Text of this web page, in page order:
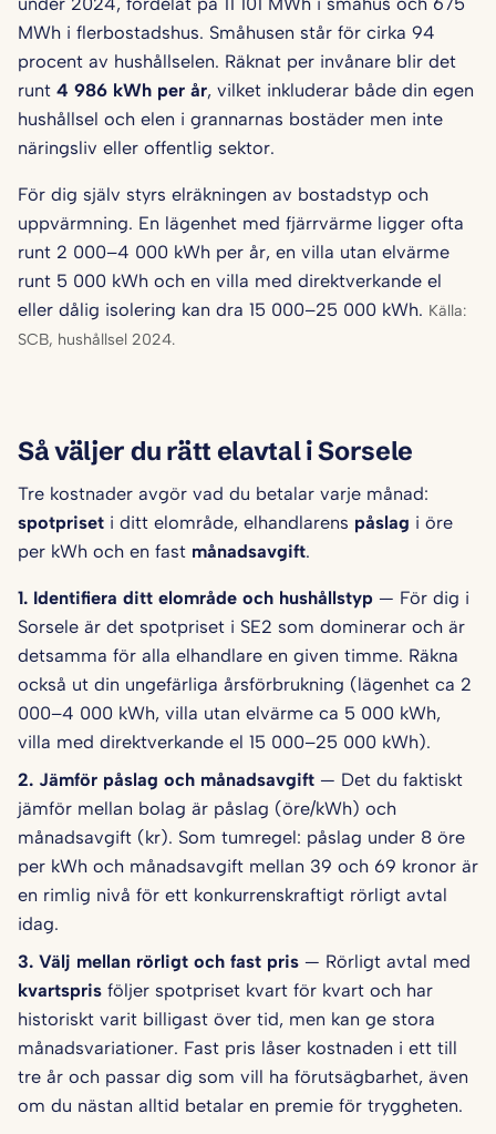
MWh i flerbostadshus. Småhusen står för cirka 94
procent av hushållselen. Räknat per invånare blir det
runt 4 986 kWh per år, vilket inkluderar både din egen
hushållsel och elen i grannarnas bostäder men inte
näringsliv eller offentlig sektor.
För dig själv styrs elräkningen av bostadstyp och
uppvärmning. En lägenhet med fjärrvärme ligger ofta
runt 2 000–4 000 kWh per år, en villa utan elvärme
runt 5 000 kWh och en villa med direktverkande el
eller dålig isolering kan dra 15 000–25 000 kWh. Källa:
SCB, hushållsel 2024.
Så väljer du rätt elavtal i Sorsele
Tre kostnader avgör vad du betalar varje månad:
spotpriset i ditt elområde, elhandlarens påslag i öre
per kWh och en fast månadsavgift.
1. Identifiera ditt elområde och hushålls­typ — För dig i
Sorsele är det spotpriset i SE2 som dominerar och är
detsamma för alla elhandlare en given timme. Räkna
också ut din ungefärliga årsförbrukning (lägenhet ca 2
000–4 000 kWh, villa utan elvärme ca 5 000 kWh,
villa med direktverkande el 15 000–25 000 kWh).
2. Jämför påslag och månadsavgift — Det du faktiskt
jämför mellan bolag är påslag (öre/kWh) och
månadsavgift (kr). Som tumregel: påslag under 8 öre
per kWh och månadsavgift mellan 39 och 69 kronor är
en rimlig nivå för ett konkurrenskraftigt rörligt avtal
idag.
3. Välj mellan rörligt och fast pris — Rörligt avtal med
kvartspris följer spotpriset kvart för kvart och har
historiskt varit billigast över tid, men kan ge stora
månadsvariationer. Fast pris låser kostnaden i ett till
tre år och passar dig som vill ha förutsägbarhet, även
om du nästan alltid betalar en premie för tryggheten.